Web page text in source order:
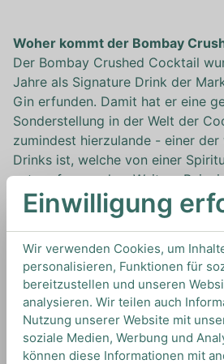
Woher kommt der Bombay
Der Bombay Crushed Cocktail
Jahre als Signature Drink der
Gin erfunden. Damit hat er eine
Sonderstellung in der Welt der
zumindest hierzulande - einer der
Drinks ist, welche von einer
entworfen wurden. Weitere
And Stormy von Gosling’s Rum
Lemonade von Jack Daniel’s
dass er die Beliebtheit von Gin
maßgeblich vorangetrieben hat.
Was ist ein Bombay Crushed?
Manche Leute behaupten das
ähnele einem Caipirinha Rezept.
Caipirinha Cachaca und
Einwilligung
Wir verwenden Cookies, um
personalisieren, Funktionen für
bereitzustellen und unseren
analysieren. Wir teilen auch
Nutzung unserer Website mit
soziale Medien, Werbung und
können diese Informationen mit